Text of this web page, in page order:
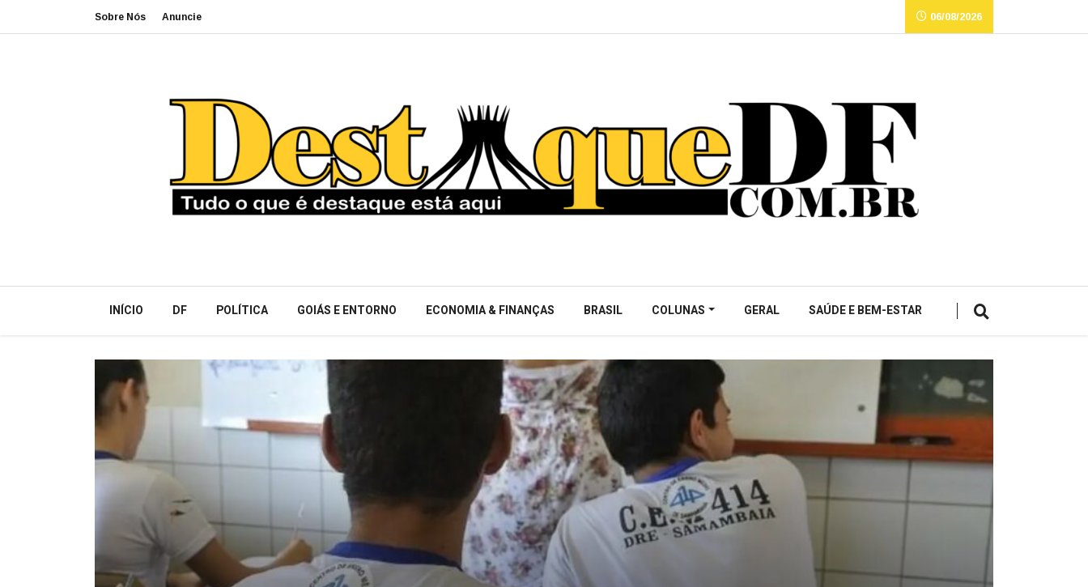
Sobre Nós Anuncie 06/08/2026
INÍCIO DF POLÍTICA GOIÁS E ENTORNO ECONOMIA & FINANÇAS BRASIL COLUNAS GERAL SAÚDE E BEM-ESTAR